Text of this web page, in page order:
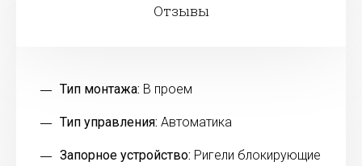
Отзывы
Тип монтажа: В проем
Тип управления: Автоматика
Запорное устройство: Ригели блокирующие